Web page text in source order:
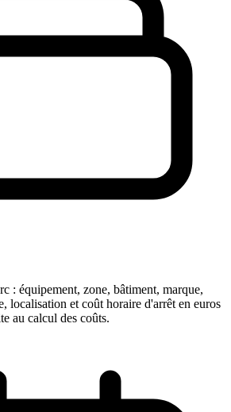
: équipement, zone, bâtiment, marque,
localisation et coût horaire d'arrêt en euros
au calcul des coûts.